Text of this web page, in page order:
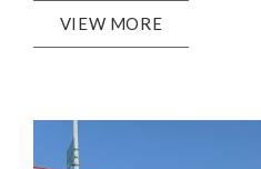
VIEW MORE